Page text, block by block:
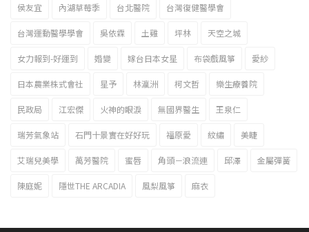
侯友宜 內湖草莓季 台北醫院 台灣復健醫學會
台灣運動醫學學會 吳依霖 土雞 坪林 天空之城
女力報到-好運到 婚變 嫁台日本女星 布袋戲風箏 愛紗
日本農業株式會社 星予 林瀛洲 柯文哲 樂生療養院
民政局 江宏傑 火神的眼淚 無國界醫生 王泉仁
瑞芳氣象站 石門十景實在好好玩 福原愛 紋繡 美睫
艾瑞兒美學 萬芳醫院 蜜唇 角頭－浪流連 邱澤 金屬彈簧
陳庭妮 隱世THE ARCADIA 風梨風箏 麻衣